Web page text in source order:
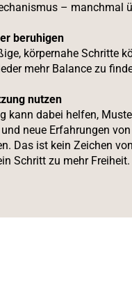
– manchmal
beruhigen
körpernahe Schritte
mehr Balance zu
nutzen
kann dabei helfen,
neue Erfahrungen
Das ist kein Zeichen
Schritt zu mehr Freiheit.